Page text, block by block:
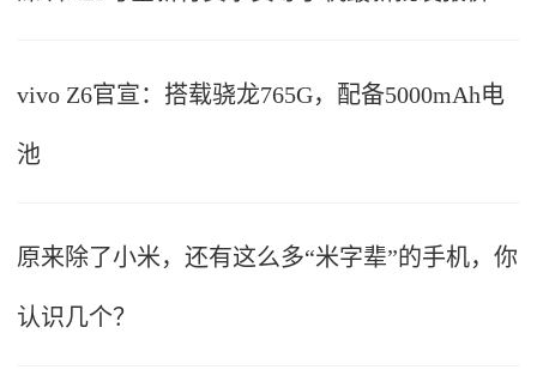
vivo Z6官宣：搭载骁龙765G，配备5000mAh电
池
原来除了小米，还有这么多“米字辈”的手机，你
认识几个？